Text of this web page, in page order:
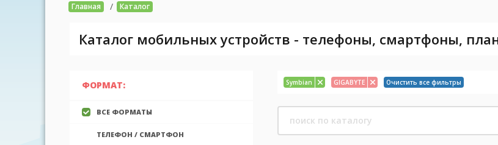
Главная / Каталог
Каталог мобильных устройств - телефоны, смартфоны,
ФОРМАТ:
ВСЕ ФОРМАТЫ
ТЕЛЕФОН / СМАРТФОН
Symbian GIGABYTE Очистить все фильтры